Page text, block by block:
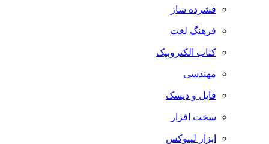
فشرده ساز
فرهنگ لغت
کتاب الکترونیک
مهندسی
فایل و دیسک
سخت افزار
ابزار لینوکس